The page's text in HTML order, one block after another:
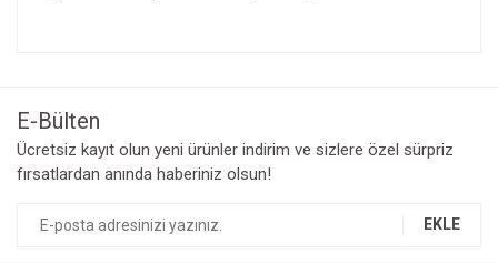
Ürün resmi kalitesiz, bozuk veya görüntülenemiyor.
Ürün açıklamasında eksik bilgiler bulunuyor.
E-Bülten
Ücretsiz kayıt olun yeni ürünler indirim ve sizlere özel sürpriz
fırsatlardan anında haberiniz olsun!
EKLE